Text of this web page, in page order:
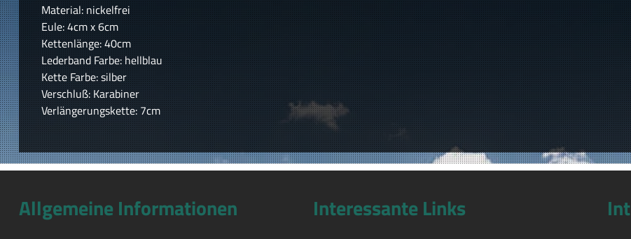
Material: nickelfrei
Eule: 4cm x 6cm
Kettenlänge: 40cm
Lederband Farbe: hellblau
Kette Farbe: silber
Verschluß: Karabiner
Verlängerungskette: 7cm
Allgemeine Informationen Interessante Links